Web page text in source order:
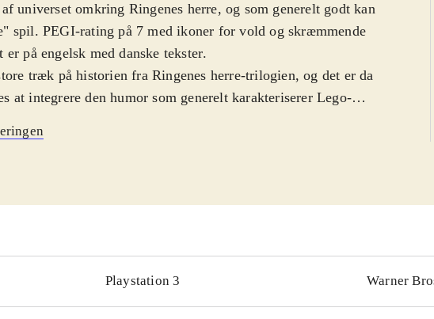
universet omkring Ringenes herre, og som generelt godt kan
spil. PEGI-rating på 7 med ikoner for vold og skræmmende
er på engelsk med danske tekster.
træk på historien fra Ringenes herre-trilogien, og det er da
at integrere den humor som generelt karakteriserer Lego-
spændende dueller med mørkets skabninger. Man får
er adgang til at spille et utal af talende karakterer fra universet.
skal der indsamles Lego-sten som kan bruges til fx at
Gameplay er relativt hurtigt indlært, men byder
Playstation 3 Warner